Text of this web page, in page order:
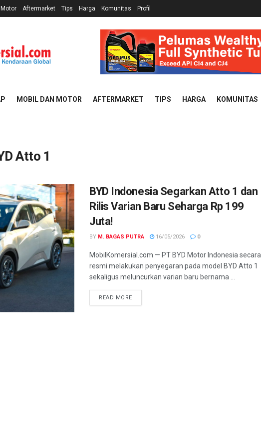
Aftermarket Tips Harga Komunitas Profil
MOBIL DAN MOTOR AFTERMARKET TIPS HARGA KOMUNITAS
Atto 1
BYD Indonesia Segarkan Atto 1 dan
Rilis Varian Baru Seharga Rp 199
Juta!
BY M. BAGAS PUTRA 16/05/2026 0
MobilKomersial.com — PT BYD Motor Indonesia secara
resmi melakukan penyegaran pada model BYD Atto 1
sekaligus meluncurkan varian baru bernama ...
READ MORE